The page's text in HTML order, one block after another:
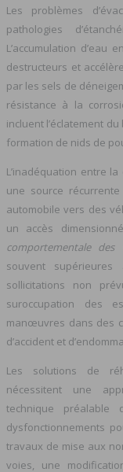
Les problèmes
pathologies
L’accumulation
destructeurs et
par les sels de
résistance à la
incluent l’éclatement
formation de nids de
L’inadéquation entre
une source
automobile vers des
un accès
comportementale des
souvent
sollicitations non
suroccupation des
manœuvres dans des
d’accident et
Les solutions de
nécessitent une
technique
dysfonctionnements
travaux de mise aux
voies, une